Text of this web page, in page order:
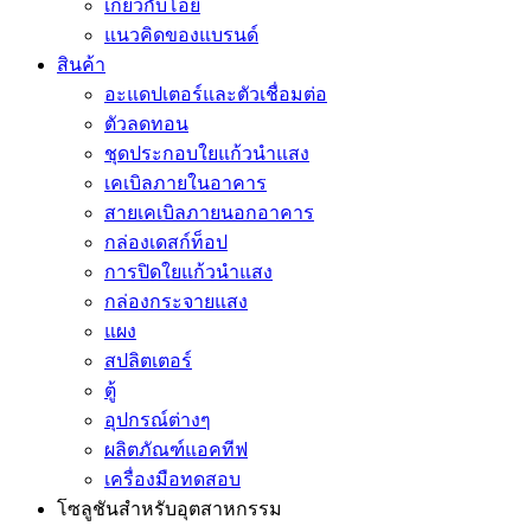
เกี่ยวกับโอยี่
แนวคิดของแบรนด์
สินค้า
อะแดปเตอร์และตัวเชื่อมต่อ
ตัวลดทอน
ชุดประกอบใยแก้วนำแสง
เคเบิลภายในอาคาร
สายเคเบิลภายนอกอาคาร
กล่องเดสก์ท็อป
การปิดใยแก้วนำแสง
กล่องกระจายแสง
แผง
สปลิตเตอร์
ตู้
อุปกรณ์ต่างๆ
ผลิตภัณฑ์แอคทีฟ
เครื่องมือทดสอบ
โซลูชันสำหรับอุตสาหกรรม